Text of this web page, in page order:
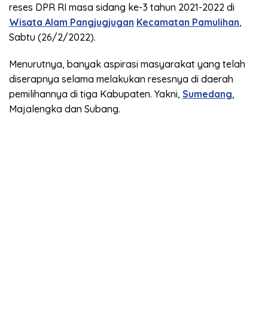
reses DPR RI masa sidang ke-3 tahun 2021-2022 di
Wisata Alam Pangjugjugan Kecamatan Pamulihan,
Sabtu (26/2/2022).
Menurutnya, banyak aspirasi masyarakat yang telah
diserapnya selama melakukan resesnya di daerah
pemilihannya di tiga Kabupaten. Yakni, Sumedang,
Majalengka dan Subang.